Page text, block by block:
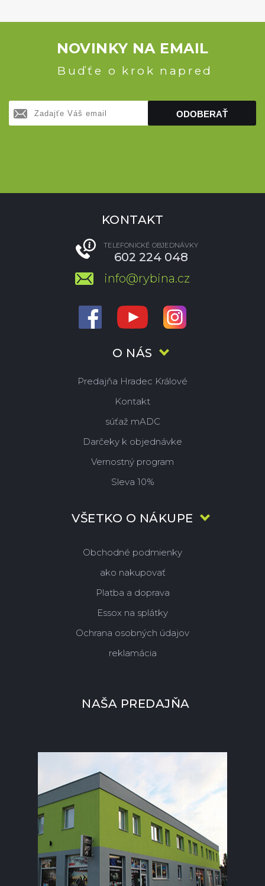
NOVINKY NA EMAIL
Buďťe o krok napred
ODOBERAŤ
O NÁS
Predajňa Hradec Králové
Kontakt
súťaž mADC
Darčeky k objednávke
Vernostný program
Sleva 10%
VŠETKO O NÁKUPE
Obchodné podmienky
ako nakupovať
Platba a doprava
Essox na splátky
Ochrana osobných údajov
reklamácia
KONTAKT
TELEFONICKÉ OBJEDNÁVKY
602 224 048
info@rybina.cz
NAŠA PREDAJŇA